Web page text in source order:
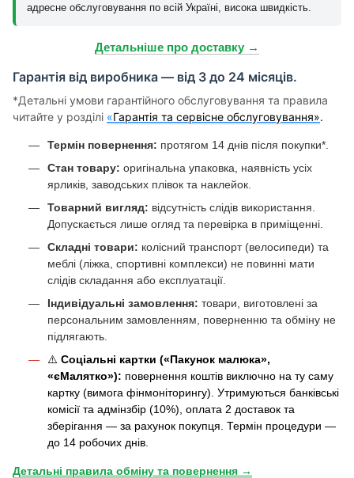
адресне обслуговування по всій Україні, висока швидкість.
Детальніше про доставку →
Гарантія від виробника — від 3 до 24 місяців.
*Детальні умови гарантійного обслуговування та правила
читайте у розділі «Гарантія та сервісне обслуговування».
Термін повернення: протягом 14 днів після покупки*.
Стан товару: оригінальна упаковка, наявність усіх
ярликів, заводських плівок та наклейок.
Товарний вигляд: відсутність слідів використання.
Допускається лише огляд та перевірка в приміщенні.
Складні товари: колісний транспорт (велосипеди) та
меблі (ліжка, спортивні комплекси) не повинні мати
слідів складання або експлуатації.
Індивідуальні замовлення: товари, виготовлені за
персональним замовленням, поверненню та обміну не
підлягають.
⚠️ Соціальні картки («Пакунок малюка»,
«єМалятко»): повернення коштів виключно на ту саму
картку (вимога фінмоніторингу). Утримуються банківські
комісії та адмінзбір (10%), оплата 2 доставок та
зберігання — за рахунок покупця. Термін процедури —
до 14 робочих днів.
Детальні правила обміну та повернення →